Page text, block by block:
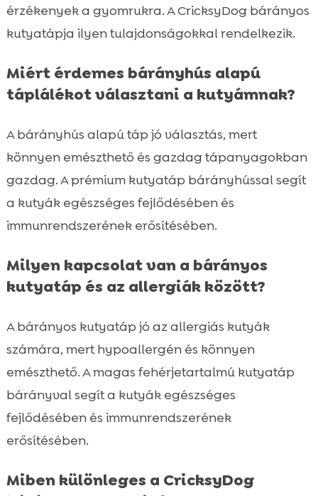
érzékenyek a gyomrukra. A CricksyDog bárányos
kutyatápja ilyen tulajdonságokkal rendelkezik.
Miért érdemes bárányhús alapú
táplálékot választani a kutyámnak?
A bárányhús alapú táp jó választás, mert
könnyen emészthető és gazdag tápanyagokban
gazdag. A prémium kutyatáp bárányhússal segít
a kutyák egészséges fejlődésében és
immunrendszerének erősítésében.
Milyen kapcsolat van a bárányos
kutyatáp és az allergiák között?
A bárányos kutyatáp jó az allergiás kutyák
számára, mert hypoallergén és könnyen
emészthető. A magas fehérjetartalmú kutyatáp
bárányval segít a kutyák egészséges
fejlődésében és immunrendszerének
erősítésében.
Miben különleges a CricksyDog